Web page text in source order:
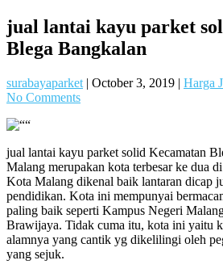
jual lantai kayu parket
Blega Bangkalan
surabayaparket | October 3, 2019 | Harga
No Comments
jual lantai kayu parket solid Kecamatan
Malang merupakan kota terbesar ke dua
Kota Malang dikenal baik lantaran dicap
pendidikan. Kota ini mempunyai
paling baik seperti Kampus Negeri
Brawijaya. Tidak cuma itu, kota ini yaitu
alamnya yang cantik yg dikelilingi oleh
yang sejuk.